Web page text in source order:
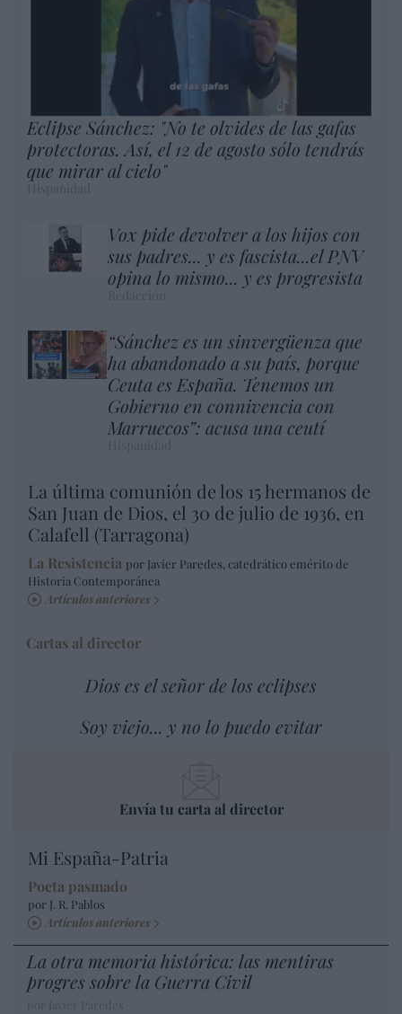
Eclipse Sánchez: "No te olvides de las gafas
protectoras. Así, el 12 de agosto sólo tendrás
que mirar al cielo"
Vox pide devolver a los hijos con
sus padres... y es fascista...el PNV
opina lo mismo... y es progresista
“Sánchez es un sinvergüenza que
ha abandonado a su país, porque
Ceuta es España. Tenemos un
Gobierno en connivencia con
Marruecos”: acusa una ceutí
La última comunión de los 15 hermanos de
San Juan de Dios, el 30 de julio de 1936, en
Calafell (Tarragona)
La Resistencia por Javier Paredes, catedrático emérito de
Historia Contemporánea
Artículos anteriores
Cartas al director
Dios es el señor de los eclipses
Soy viejo... y no lo puedo evitar
Envía tu carta al director
Mi España-Patria
Poeta pasmado
por J. R. Pablos
Artículos anteriores
La otra memoria histórica: las mentiras
progres sobre la Guerra Civil